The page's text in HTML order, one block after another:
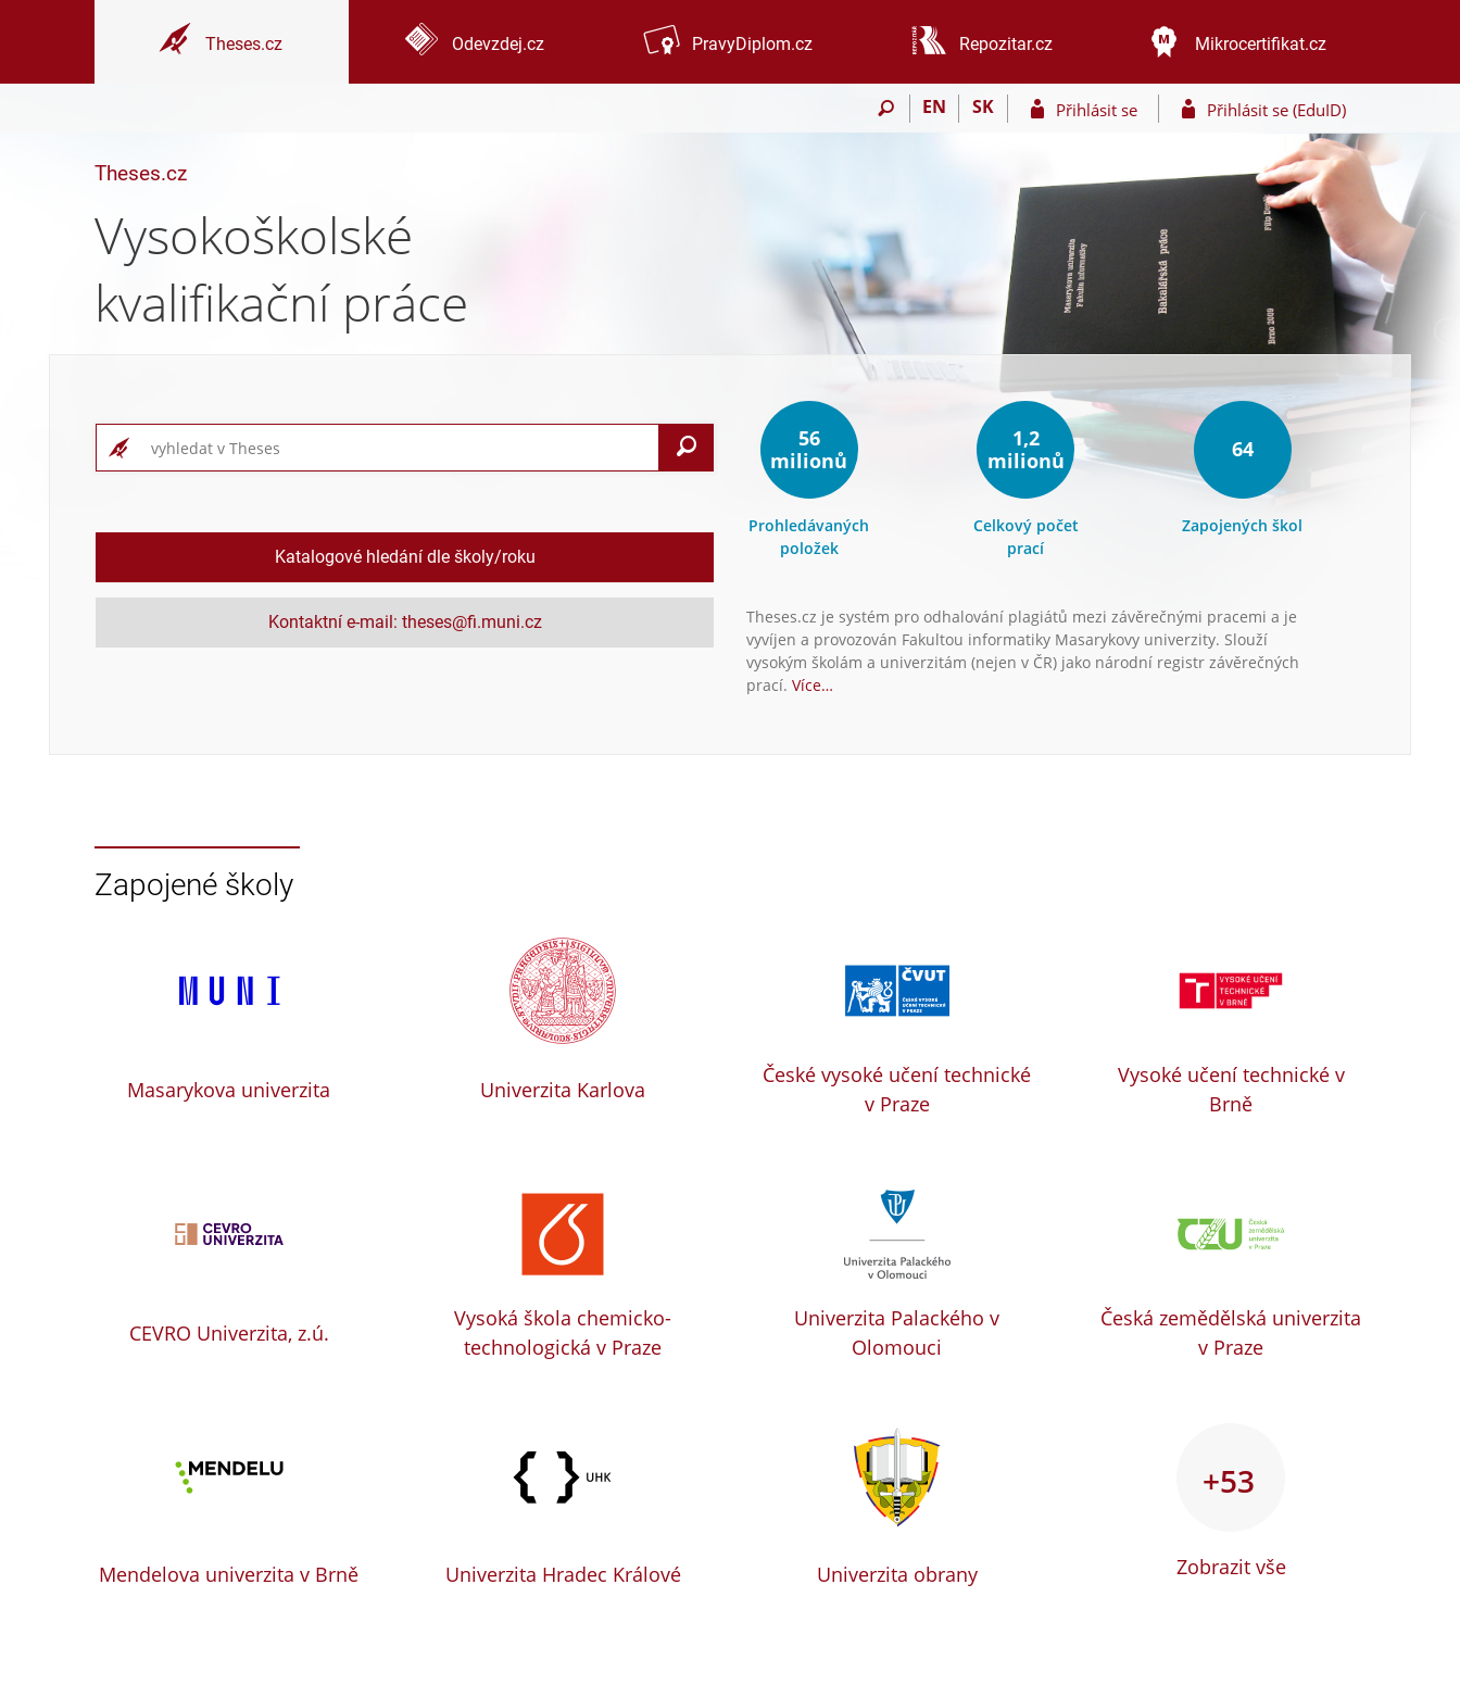
Theses.cz Odevzdej.cz PravyDiplom.cz Repozitar.cz Mikrocertifikat.cz
EN SK Přihlásit se Přihlásit se (EduID)
Theses.cz
Vysokoškolské
kvalifikační práce
Vyhledat
Katalogové hledání dle školy/roku
Kontaktní e-mail: theses@fi.muni.cz
56
milionů
Prohledávaných
položek
1,2
milionů
Celkový počet
prací
64
Zapojených škol
Theses.cz je systém pro odhalování plagiátů mezi závěrečnými pracemi a je
vyvíjen a provozován Fakultou informatiky Masarykovy univerzity. Slouží
vysokým školám a univerzitám (nejen v ČR) jako národní registr závěrečných
prací. Více…
Zapojené školy
Masarykova univerzita Univerzita Karlova
České vysoké učení technické
v Praze
Vysoké učení technické v
Brně
CEVRO Univerzita, z.ú.
Vysoká škola chemicko-
technologická v Praze
Univerzita Palackého v
Olomouci
Česká zemědělská univerzita
v Praze
Mendelova univerzita v Brně Univerzita Hradec Králové Univerzita obrany
+53
Zobrazit vše